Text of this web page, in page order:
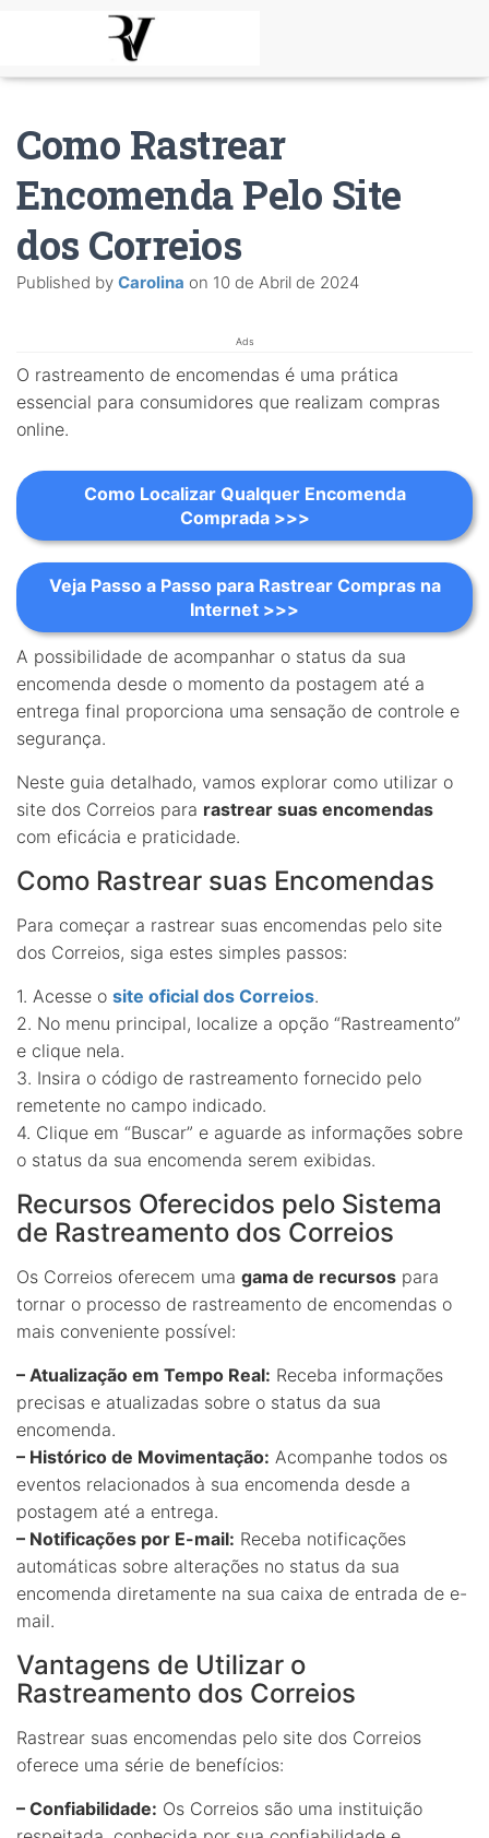
Como Rastrear
Encomenda Pelo Site
dos Correios
Published by Carolina on 10 de Abril de 2024
Ads
O rastreamento de encomendas é uma prática
essencial para consumidores que realizam compras
online.
Como Localizar Qualquer Encomenda
Comprada >>>
Veja Passo a Passo para Rastrear Compras na
Internet >>>
A possibilidade de acompanhar o status da sua
encomenda desde o momento da postagem até a
entrega final proporciona uma sensação de controle e
segurança.
Neste guia detalhado, vamos explorar como utilizar o
site dos Correios para rastrear suas encomendas
com eficácia e praticidade.
Como Rastrear suas Encomendas
Para começar a rastrear suas encomendas pelo site
dos Correios, siga estes simples passos:
1. Acesse o site oficial dos Correios.
2. No menu principal, localize a opção “Rastreamento”
e clique nela.
3. Insira o código de rastreamento fornecido pelo
remetente no campo indicado.
4. Clique em “Buscar” e aguarde as informações sobre
o status da sua encomenda serem exibidas.
Recursos Oferecidos pelo Sistema
de Rastreamento dos Correios
Os Correios oferecem uma gama de recursos para
tornar o processo de rastreamento de encomendas o
mais conveniente possível:
– Atualização em Tempo Real: Receba informações
precisas e atualizadas sobre o status da sua
encomenda.
– Histórico de Movimentação: Acompanhe todos os
eventos relacionados à sua encomenda desde a
postagem até a entrega.
– Notificações por E-mail: Receba notificações
automáticas sobre alterações no status da sua
encomenda diretamente na sua caixa de entrada de e-
mail.
Vantagens de Utilizar o
Rastreamento dos Correios
Rastrear suas encomendas pelo site dos Correios
oferece uma série de benefícios:
– Confiabilidade: Os Correios são uma instituição